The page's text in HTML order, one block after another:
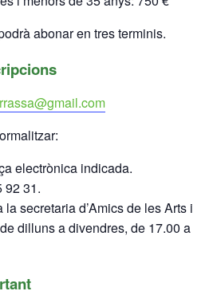
abonar en tres terminis.
electrònica indicada.
92 31.
secretaria d’Amics de les Arts i
dilluns a divendres, de 17.00 a